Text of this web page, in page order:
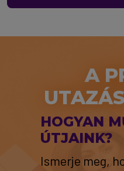
A
HOGYAN
ÚTJAINK?
Ismerje meg,